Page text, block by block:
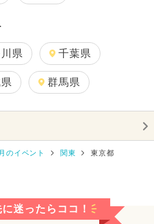
県 千葉県
群馬県
のイベント 関東 東京都
迷ったらココ！